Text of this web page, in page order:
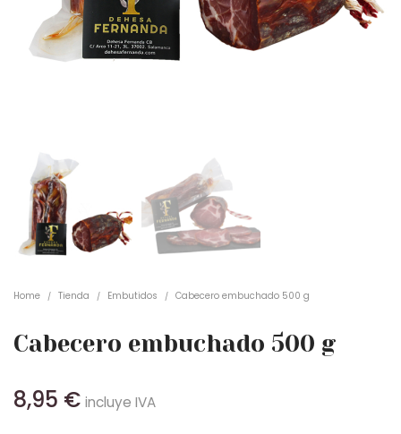
Home / Tienda / Embutidos / Cabecero embuchado 500 g
Cabecero embuchado 500 g
8,95 € incluye IVA